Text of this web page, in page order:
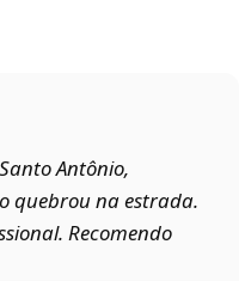
Antônio,
quebrou na estrada.
Recomendo